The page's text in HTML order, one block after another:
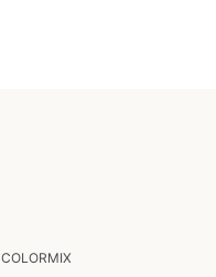
COLORMIX